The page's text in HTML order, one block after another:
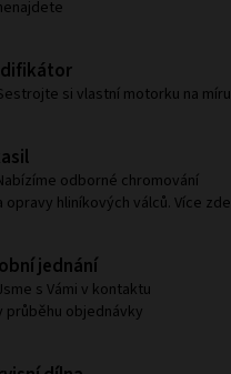
si vlastní motorku na míru
odborné chromování
opravy hliníkových válců. Více zde
jednání
s Vámi v kontaktu
průběhu objednávky